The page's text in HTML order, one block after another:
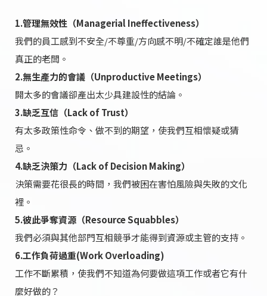
1.管理無效性（Managerial Ineffectiveness）
我們的員工感到不安全/不尊重/方向感不明/不確定誰是他們
真正的老闆。
2.無生產力的會議（Unproductive Meetings）
開太多的會議卻產出太少具建設性的結論。
3.缺乏互信（Lack of Trust）
有太多政策性命令、做不到的期望，使我們互相懷疑或猜
忌。
4.缺乏決策力（Lack of Decision Making）
決策需要花很長的時間，我們被困在害怕風險與失敗的文化
裡。
5.彼此爭奪資源（Resource Squabbles）
我們必須與其他部門互相競爭才能得到資源或主管的支持。
6.工作負荷過重(Work Overloading)
工作不斷累積，使我們不知道為何要做這項工作或者它有什
麼好做的？